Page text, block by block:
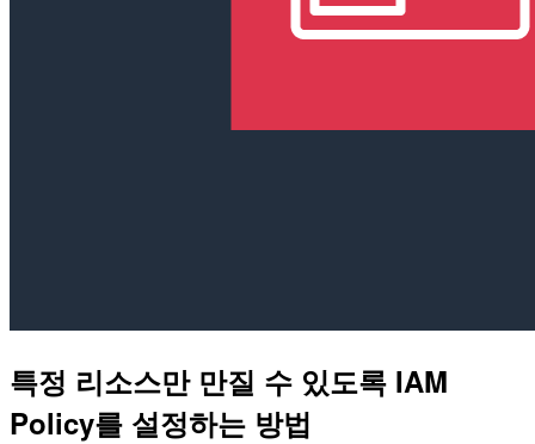
특정 리소스만 만질 수 있도록 IAM
Policy를 설정하는 방법